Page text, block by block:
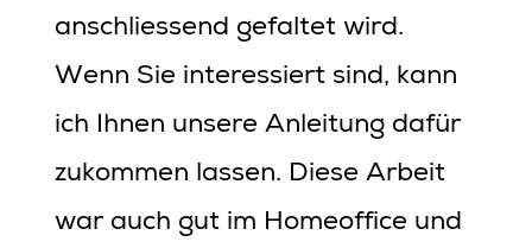
anschliessend gefaltet wird.
Wenn Sie interessiert sind, kann
ich Ihnen unsere Anleitung dafür
zukommen lassen. Diese Arbeit
war auch gut im Homeoffice und